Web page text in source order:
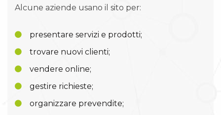
Alcune aziende usano il sito per:
presentare servizi e prodotti;
trovare nuovi clienti;
vendere online;
gestire richieste;
organizzare prevendite;